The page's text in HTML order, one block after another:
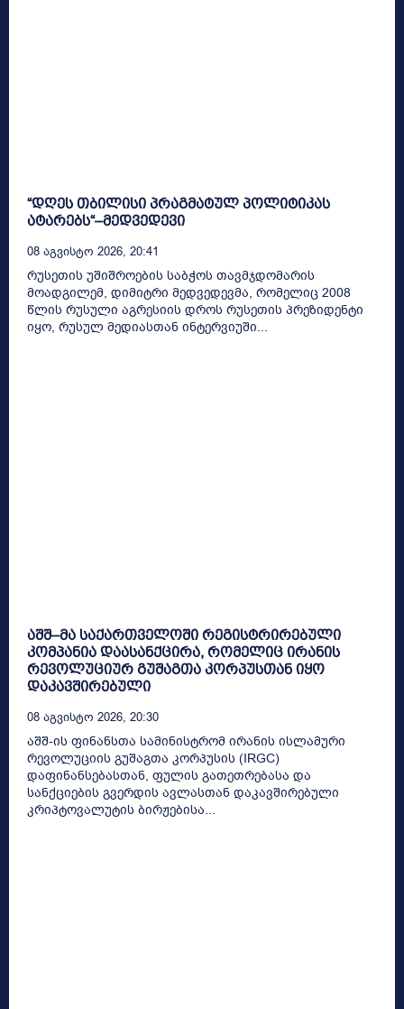
“დღეს თბილისი პრაგმატულ პოლიტიკას
ატარებს“–მედვედევი
08 Აგვისტო 2026, 20:41
რუსეთის უშიშროების საბჭოს თავმჯდომარის
მოადგილემ, დიმიტრი მედვედევმა, რომელიც 2008
წლის რუსული აგრესიის დროს რუსეთის პრეზიდენტი
იყო, რუსულ მედიასთან ინტერვიუში...
აშშ–მა საქართველოში რეგისტრირებული
კომპანია დაასანქცირა, რომელიც ირანის
რევოლუციურ გუშაგთა კორპუსთან იყო
დაკავშირებული
08 Აგვისტო 2026, 20:30
აშშ-ის ფინანსთა სამინისტრომ ირანის ისლამური
რევოლუციის გუშაგთა კორპუსის (IRGC)
დაფინანსებასთან, ფულის გათეთრებასა და
სანქციების გვერდის ავლასთან დაკავშირებული
კრიპტოვალუტის ბირჟებისა...